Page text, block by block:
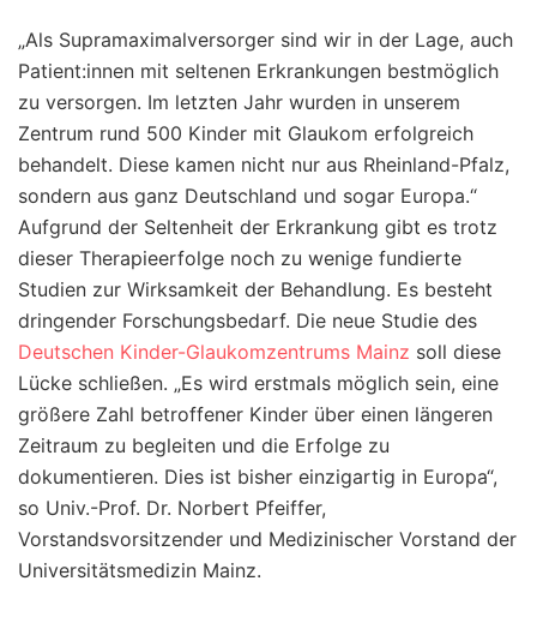
„Als Supramaximalversorger sind wir in der Lage, auch
Patient:innen mit seltenen Erkrankungen bestmöglich
zu versorgen. Im letzten Jahr wurden in unserem
Zentrum rund 500 Kinder mit Glaukom erfolgreich
behandelt. Diese kamen nicht nur aus Rheinland-Pfalz,
sondern aus ganz Deutschland und sogar Europa.“
Aufgrund der Seltenheit der Erkrankung gibt es trotz
dieser Therapieerfolge noch zu wenige fundierte
Studien zur Wirksamkeit der Behandlung. Es besteht
dringender Forschungsbedarf. Die neue Studie des
Deutschen Kinder-Glaukomzentrums Mainz soll diese
Lücke schließen. „Es wird erstmals möglich sein, eine
größere Zahl betroffener Kinder über einen längeren
Zeitraum zu begleiten und die Erfolge zu
dokumentieren. Dies ist bisher einzigartig in Europa“,
so Univ.-Prof. Dr. Norbert Pfeiffer,
Vorstandsvorsitzender und Medizinischer Vorstand der
Universitätsmedizin Mainz.